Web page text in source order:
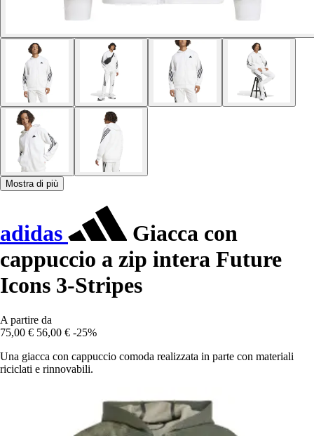
Mostra di più
adidas
Giacca con
cappuccio a zip intera Future
Icons 3-Stripes
A partire da
75,00 € 56,00 € -25%
Una giacca con cappuccio comoda realizzata in parte con materiali
riciclati e rinnovabili.